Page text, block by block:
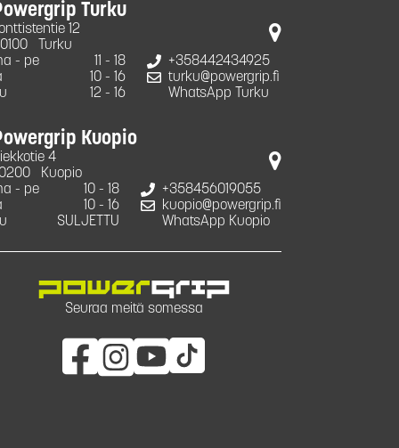
Turku
12
Turku
- pe
11 - 18
10 - 16
12 - 16
+358442434925
turku@powergrip.fi
WhatsApp Turku
Kuopio
4
Kuopio
- pe
10 - 18
10 - 16
SULJETTU
+358456019055
kuopio@powergrip.fi
WhatsApp Kuopio
Seuraa meitä somessa